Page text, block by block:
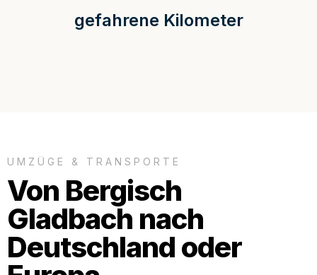
gefahrene Kilometer
UMZÜGE & TRANSPORTE
Von Bergisch
Gladbach nach
Deutschland oder